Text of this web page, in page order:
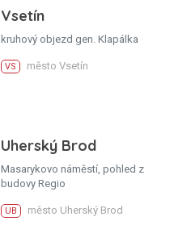
Vsetín
kruhový objezd gen. Klapálka
VS město Vsetín
Uherský Brod
Masarykovo náměstí, pohled z
budovy Regio
UB město Uherský Brod